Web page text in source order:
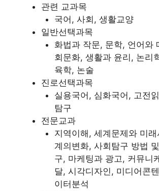
관련 교과목
국어, 사회, 생활교양
일반선택과목
화법과 작문, 문학, 언어와
회문화, 생활과 윤리, 논리
육학, 논술
진로선택과목
실용국어, 심화국어, 고전
탐구
전문교과
지역이해, 세계문제와 미래
계의변화, 사회탐구 방법
구, 마케팅과 광고, 커뮤니
달, 시각디자인, 미디어콘
이터분석